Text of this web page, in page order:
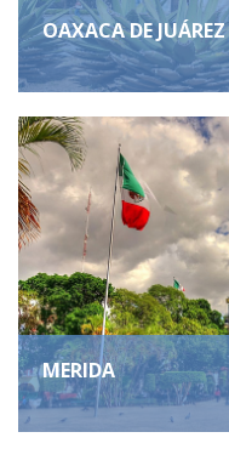
OAXACA DE JUÁREZ
MERIDA